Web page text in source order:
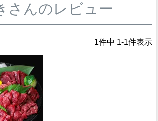
さんのレビュー
1件中 1-1件表示